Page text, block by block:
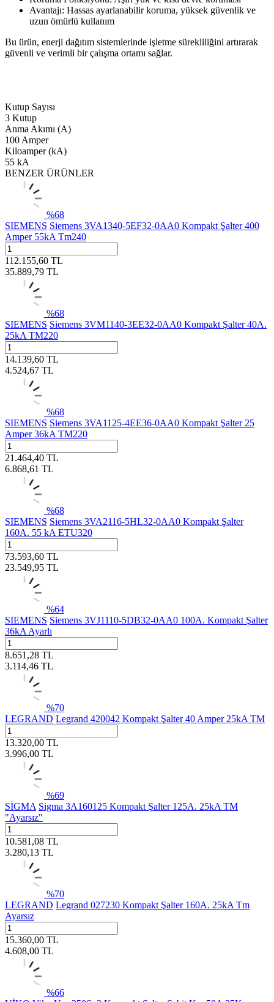
Avantajı: Hassas ayarlanabilir koruma, yüksek güvenlik ve
uzun ömürlü kullanım
Bu ürün, enerji dağıtım sistemlerinde işletme sürekliliğini artırarak
güvenli ve verimli bir çalışma ortamı sağlar.
Kutup Sayısı
3 Kutup
Anma Akımı (A)
100 Amper
Kiloamper (kA)
55 kA
BENZER ÜRÜNLER
%68
SIEMENS Siemens 3VA1340-5EF32-0AA0 Kompakt Şalter 400
Amper 55kA Tm240
112.155,60 TL
35.889,79 TL
%68
SIEMENS Siemens 3VM1140-3EE32-0AA0 Kompakt Şalter 40A.
25kA TM220
14.139,60 TL
4.524,67 TL
%68
SIEMENS Siemens 3VA1125-4EE36-0AA0 Kompakt Şalter 25
Amper 36kA TM220
21.464,40 TL
6.868,61 TL
%68
SIEMENS Siemens 3VA2116-5HL32-0AA0 Kompakt Şalter
160A. 55 kA ETU320
73.593,60 TL
23.549,95 TL
%64
SIEMENS Siemens 3VJ1110-5DB32-0AA0 100A. Kompakt Şalter
36kA Ayarlı
8.651,28 TL
3.114,46 TL
%70
LEGRAND Legrand 420042 Kompakt Şalter 40 Amper 25kA TM
13.320,00 TL
3.996,00 TL
%69
SİGMA Sigma 3A160125 Kompakt Şalter 125A. 25kA TM
"Ayarsız"
10.581,08 TL
3.280,13 TL
%70
LEGRAND Legrand 027230 Kompakt Şalter 160A. 25kA Tm
Ayarsız
15.360,00 TL
4.608,00 TL
%66